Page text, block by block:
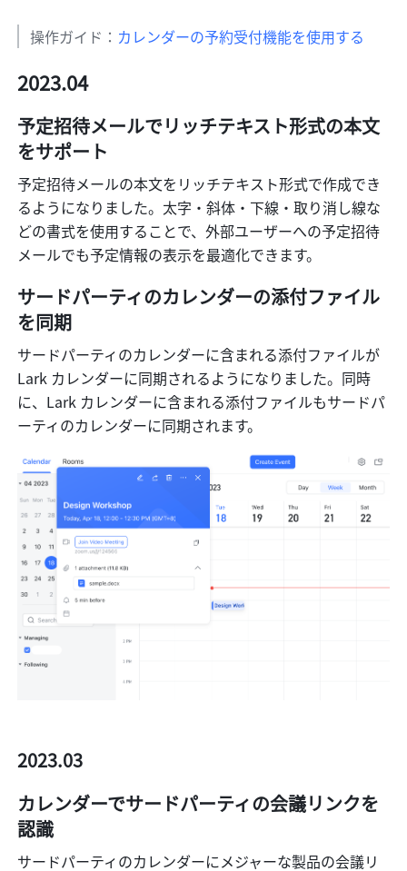
操作ガイド： カレンダーの予約受付機能を使用する
2023.04
予定招待メールでリッチテキスト形式の本文
をサポート
予定招待メールの本文をリッチテキスト形式で作成でき
るようになりました。太字・斜体・下線・取り消し線な
どの書式を使用することで、外部ユーザーへの予定招待
メールでも予定情報の表示を最適化できます。
サードパーティのカレンダーの添付ファイル
を同期
サードパーティのカレンダーに含まれる添付ファイルが
Lark カレンダーに同期されるようになりました。同時
に、Lark カレンダーに含まれる添付ファイルもサードパ
ーティのカレンダーに同期されます。
2023.03
カレンダーでサードパーティの会議リンクを
認識
サードパーティのカレンダーにメジャーな製品の会議リ